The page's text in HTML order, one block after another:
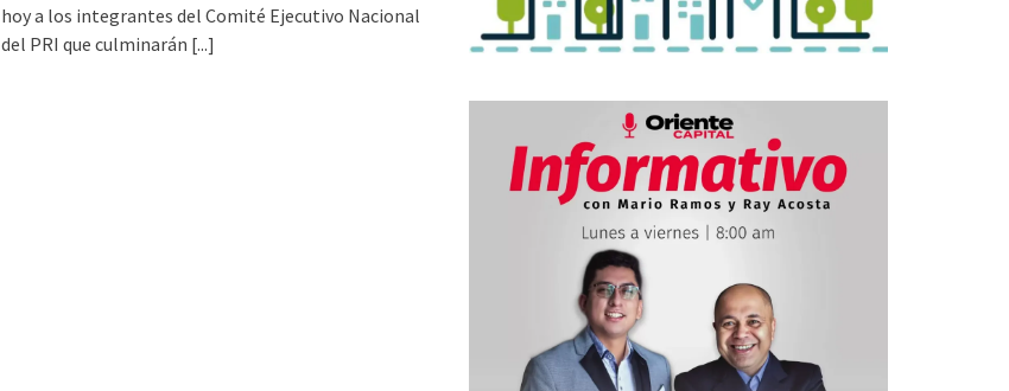
hoy a los integrantes del Comité Ejecutivo Nacional
del PRI que culminarán [...]